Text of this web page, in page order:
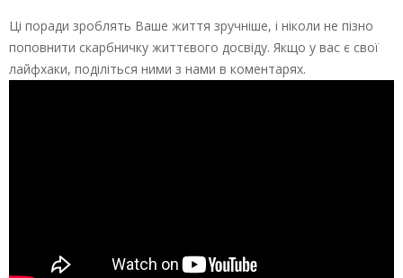
Ці поради зроблять Ваше життя зручніше, і ніколи не пізно
поповнити скарбничку життєвого досвіду. Якщо у вас є свої
лайфхаки, поділіться ними з нами в коментарях.